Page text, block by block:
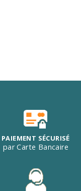
PAIEMENT SÉCURISÉ
par Carte Bancaire